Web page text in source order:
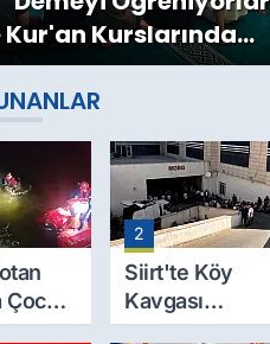
Kurslarında
Eğitimi
Çocuk
2
Siirt'te Köy
Kavgası
Cinayetle